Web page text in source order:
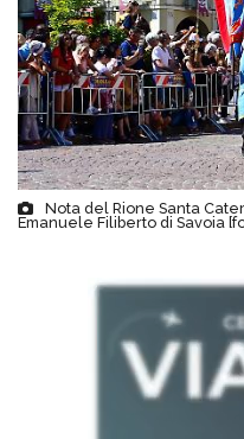
Nota del Rione Santa
Emanuele Filiberto di Savoia